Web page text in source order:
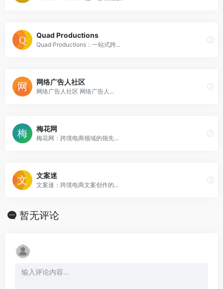
Quad Productions
Quad Productions：一站式跨...
网络广告人社区
网络广告人社区 网络广告人...
梅花网
梅花网：跨境电商领域的领先...
文案迷
文案迷：跨境电商文案创作的...
暂无评论